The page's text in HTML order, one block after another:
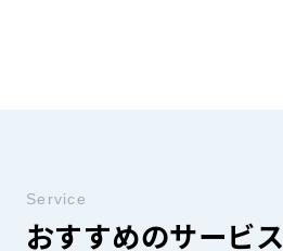
おすすめのサービス
Service